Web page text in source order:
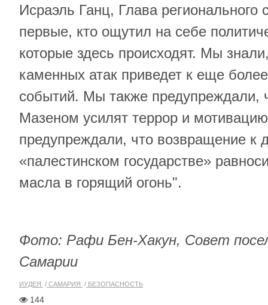
Исраэль Ганц, Глава
первые, кто ощутил на себе
которые здесь происходят. Мы
каменных атак приведет к еще
событий. Мы также предупреждали,
Мазеном усилят террор и
предупреждали, что возвращение к
«палестинском государстве»
масла в горящий огонь".
Фото: Рафи Бен-Хакун, Совет
Самарии
ИУДЕЯ САМАРИЯ БЕЗОПАСНОСТЬ
144